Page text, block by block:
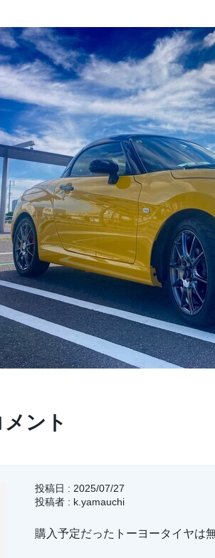
ント
投稿日 : 2025/07/27
投稿者 : k.yamauchi
購入予定だったトーヨータイヤは